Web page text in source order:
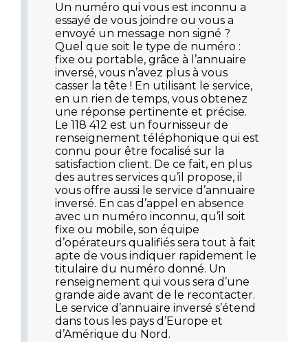
Un numéro qui vous est inconnu a
essayé de vous joindre ou vous a
envoyé un message non signé ?
Quel que soit le type de numéro :
fixe ou portable, grâce à l’annuaire
inversé, vous n’avez plus à vous
casser la tête ! En utilisant le service,
en un rien de temps, vous obtenez
une réponse pertinente et précise.
Le 118 412 est un fournisseur de
renseignement téléphonique qui est
connu pour être focalisé sur la
satisfaction client. De ce fait, en plus
des autres services qu’il propose, il
vous offre aussi le service d’annuaire
inversé. En cas d’appel en absence
avec un numéro inconnu, qu’il soit
fixe ou mobile, son équipe
d’opérateurs qualifiés sera tout à fait
apte de vous indiquer rapidement le
titulaire du numéro donné. Un
renseignement qui vous sera d’une
grande aide avant de le recontacter.
Le service d’annuaire inversé s’étend
dans tous les pays d’Europe et
d’Amérique du Nord.